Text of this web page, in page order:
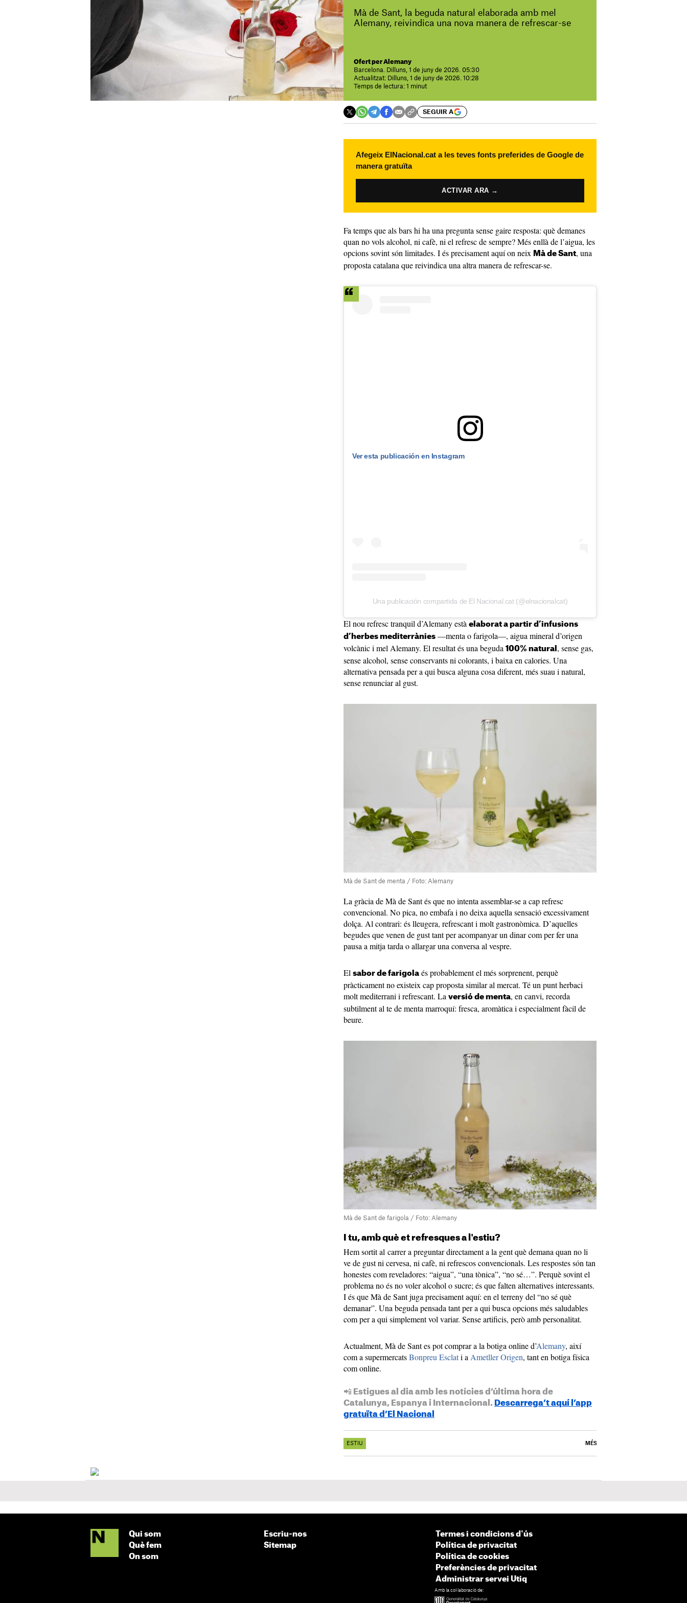
Mà de Sant, la beguda natural elaborada amb mel
Alemany, reivindica una nova manera de refrescar-se
Ofert per Alemany
Barcelona. Dilluns, 1 de juny de 2026. 05:30
Actualitzat: Dilluns, 1 de juny de 2026. 10:28
Temps de lectura: 1 minut
SEGUIR A
Afegeix ElNacional.cat a les teves fonts preferides de Google de
manera gratuïta
ACTIVAR ARA →
Fa temps que als bars hi ha una pregunta sense gaire resposta: què demanes
quan no vols alcohol, ni cafè, ni el refresc de sempre? Més enllà de l’aigua, les
opcions sovint són limitades. I és precisament aquí on neix Mà de Sant, una
proposta catalana que reivindica una altra manera de refrescar-se.
Ver esta publicación en Instagram
Una publicación compartida de El Nacional.cat (@elnacionalcat)
El nou refresc tranquil d’Alemany està elaborat a partir d’infusions
d’herbes mediterrànies —menta o farigola—, aigua mineral d’origen
volcànic i mel Alemany. El resultat és una beguda 100% natural , sense gas,
sense alcohol, sense conservants ni colorants, i baixa en calories. Una
alternativa pensada per a qui busca alguna cosa diferent, més suau i natural,
sense renunciar al gust.
Mà de Sant de menta / Foto: Alemany
La gràcia de Mà de Sant és que no intenta assemblar-se a cap refresc
convencional. No pica, no embafa i no deixa aquella sensació excessivament
dolça. Al contrari: és lleugera, refrescant i molt gastronòmica. D’aquelles
begudes que venen de gust tant per acompanyar un dinar com per fer una
pausa a mitja tarda o allargar una conversa al vespre.
El sabor de farigola és probablement el més sorprenent, perquè
pràcticament no existeix cap proposta similar al mercat. Té un punt herbaci
molt mediterrani i refrescant. La versió de menta, en canvi, recorda
subtilment al te de menta marroquí: fresca, aromàtica i especialment fàcil de
beure.
Mà de Sant de farigola / Foto: Alemany
I tu, amb què et refresques a l'estiu?
Hem sortit al carrer a preguntar directament a la gent què demana quan no li
ve de gust ni cervesa, ni cafè, ni refrescos convencionals. Les respostes són tan
honestes com reveladores: “aigua”, “una tònica”, “no sé…”. Perquè sovint el
problema no és no voler alcohol o sucre; és que falten alternatives interessants.
I és que Mà de Sant juga precisament aquí: en el terreny del “no sé què
demanar”. Una beguda pensada tant per a qui busca opcions més saludables
com per a qui simplement vol variar. Sense artificis, però amb personalitat.
Actualment, Mà de Sant es pot comprar a la botiga online d’Alemany, així
com a supermercatsBonpreu Esclati aAmetller Origen, tant en botiga física
com online.
📲 Estigues al dia amb les notícies d’última hora de
Catalunya, Espanya i Internacional. Descarrega’t aquí l’app
gratuïta d’El Nacional
ESTIU MÉS
Qui som
Què fem
On som
Escriu-nos
Sitemap
Termes i condicions d'ús
Política de privacitat
Política de cookies
Preferències de privacitat
Administrar servei Utiq
Amb la col·laboració de: